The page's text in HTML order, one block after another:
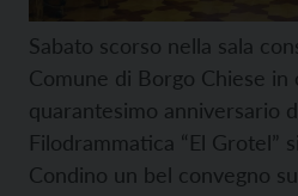
Sabato scorso nella sala
Comune di Borgo Chiese in
quarantesimo anniversario
Filodrammatica “El Grotel”
Condino un bel convegno